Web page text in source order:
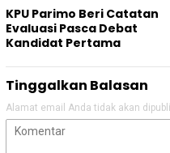
KPU Parimo Beri Catatan
Evaluasi Pasca Debat
Kandidat Pertama
Tinggalkan Balasan
Alamat email Anda tidak akan